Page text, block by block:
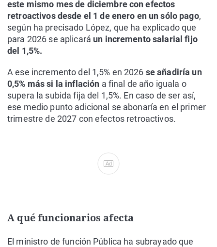
este mismo mes de diciembre con efectos
retroactivos desde el 1 de enero en un sólo pago,
según ha precisado López, que ha explicado que
para 2026 se aplicará un incremento salarial fijo
del 1,5%.
A ese incremento del 1,5% en 2026 se añadiría un
0,5% más si la inflación a final de año iguala o
supera la subida fija del 1,5%. En caso de ser así,
ese medio punto adicional se abonaría en el primer
trimestre de 2027 con efectos retroactivos.
Ad
A qué funcionarios afecta
El ministro de función Pública ha subrayado que